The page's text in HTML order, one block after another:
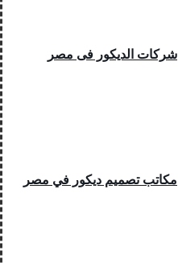
شركات الديكور فى مصر
مكاتب تصميم ديكور في مصر